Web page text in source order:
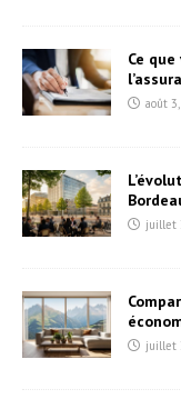
Ce
août
juillet
juillet